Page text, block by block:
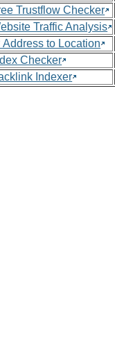
Trustflow Checker
Traffic Analysis
Address to Location
Checker
Indexer